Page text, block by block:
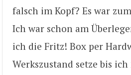
falsch im Kopf? Es war
Ich war schon am
ich die Fritz! Box per
Werkszustand setze bis